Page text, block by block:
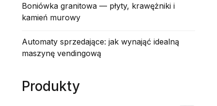
Boniówka granitowa — płyty, krawężniki i
kamień murowy
Automaty sprzedające: jak wynająć idealną
maszynę vendingową
Produkty